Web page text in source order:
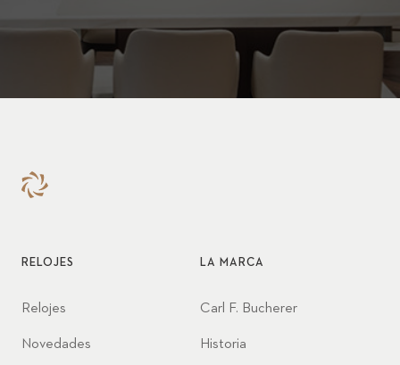
RELOJES
Relojes
Novedades
LA MARCA
Carl F. Bucherer
Historia